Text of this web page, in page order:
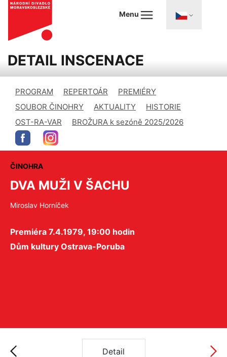
Menu
DETAIL INSCENACE
PROGRAM REPERTOÁR
PREMIÉRY
SOUBOR ČINOHRY
AKTUALITY
HISTORIE
OST-RA-VAR
BROŽURA k sezóně 2025/2026
ČINOHRA
DVA MUŽI V ŠACHU
Miroslav Horníček
Premiéra 7.4.1979, 19:00 hodin
Dům kultury Ostrava-Poruba
Detail